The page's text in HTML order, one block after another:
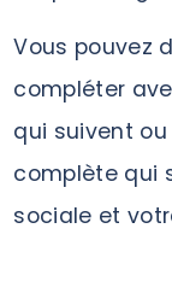
Vous pouvez
compléter
qui suivent
complète qui
sociale et